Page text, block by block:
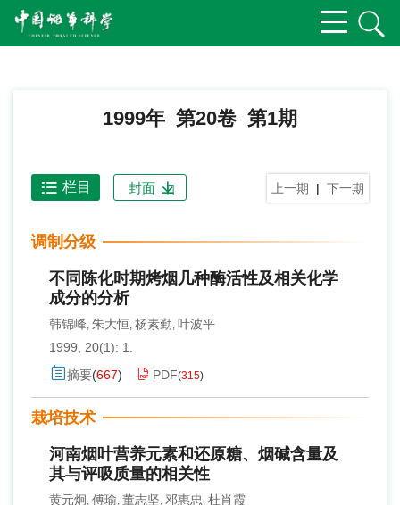
1999年 第20卷 第1期
上一期 | 下一期
栏目 封面
调制分级
不同陈化时期烤烟几种酶活性及相关化学
成分的分析
韩锦峰, 朱大恒, 杨素勤, 叶波平
1999, 20(1): 1.
摘要(667) PDF(315)
栽培技术
河南烟叶营养元素和还原糖、烟碱含量及
其与评吸质量的相关性
黄元炯, 傅瑜, 董志坚, 邓惠忠 , 杜肖霞